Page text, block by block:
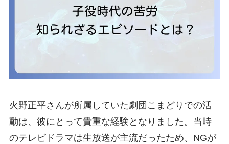
火野正平さんが所属していた劇団こまどりでの活
動は、彼にとって貴重な経験となりました。当時
のテレビドラマは生放送が主流だったため、NGが